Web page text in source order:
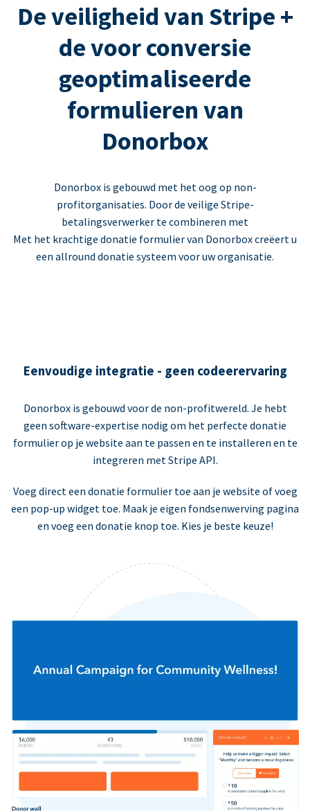
De veiligheid van Stripe +
de voor conversie
geoptimaliseerde
formulieren van
Donorbox
Donorbox is gebouwd met het oog op non-
profitorganisaties. Door de veilige Stripe-
betalingsverwerker te combineren met
Met het krachtige donatie formulier van Donorbox creëert u
een allround donatie systeem voor uw organisatie.
Eenvoudige integratie - geen codeerervaring
Donorbox is gebouwd voor de non-profitwereld. Je hebt
geen software-expertise nodig om het perfecte donatie
formulier op je website aan te passen en te installeren en te
integreren met Stripe API.
Voeg direct een donatie formulier toe aan je website of voeg
een pop-up widget toe. Maak je eigen fondsenwerving pagina
en voeg een donatie knop toe. Kies je beste keuze!